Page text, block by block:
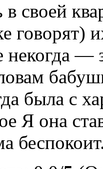
своей
говорят)
некогда —
была с
Я она